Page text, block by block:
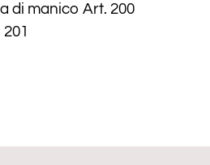
di manico Art. 200